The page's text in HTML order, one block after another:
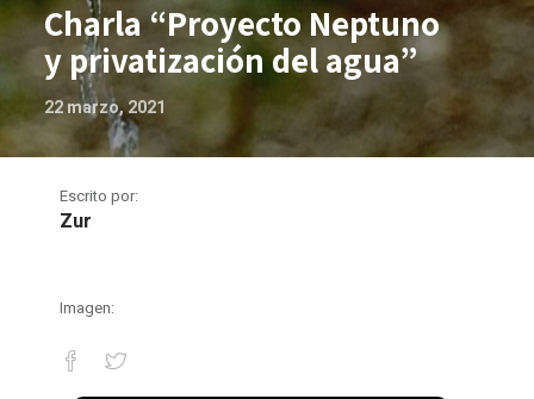
Charla “Proyecto Neptuno
y privatización del agua”
22 marzo, 2021
Escrito por:
Zur
Imagen: